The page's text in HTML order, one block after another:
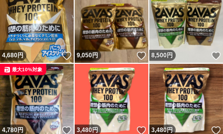
4,680円 いいね！
9,050円 いいね！
8,500円
4,780円 いいね！
最大10%対象
3,480円 いいね！
3,480円